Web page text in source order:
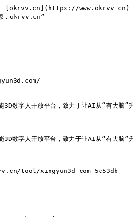
[okrvv.cn](https://www.okrvv.cn) -
：okrvv.cn”
3D数字人开放平台，致力于让AI从“有大脑
3D数字人开放平台，致力于让AI从“有大脑
tool/xingyun3d-com-5c53db